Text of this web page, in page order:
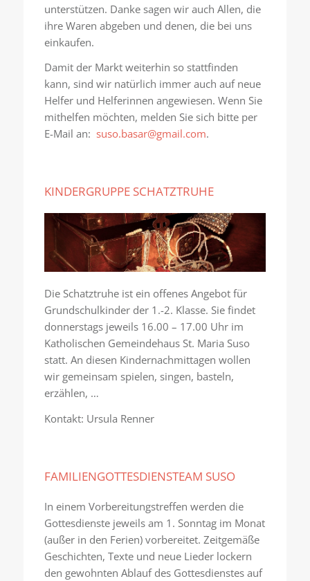
unterstützen. Danke sagen wir auch Allen, die
ihre Waren abgeben und denen, die bei uns
einkaufen.
Damit der Markt weiterhin so stattfinden
kann, sind wir natürlich immer auch auf neue
Helfer und Helferinnen angewiesen. Wenn Sie
mithelfen möchten, melden Sie sich bitte per
E-Mail an: suso.basar@gmail.com.
KINDERGRUPPE SCHATZTRUHE
Die Schatztruhe ist ein offenes Angebot für
Grundschulkinder der 1.-2. Klasse. Sie findet
donnerstags jeweils 16.00 – 17.00 Uhr im
Katholischen Gemeindehaus St. Maria Suso
statt. An diesen Kindernachmittagen wollen
wir gemeinsam spielen, singen, basteln,
erzählen, …
Kontakt: Ursula Renner
FAMILIENGOTTESDIENSTEAM SUSO
In einem Vorbereitungstreffen werden die
Gottesdienste jeweils am 1. Sonntag im Monat
(außer in den Ferien) vorbereitet. Zeitgemäße
Geschichten, Texte und neue Lieder lockern
den gewohnten Ablauf des Gottesdienstes auf